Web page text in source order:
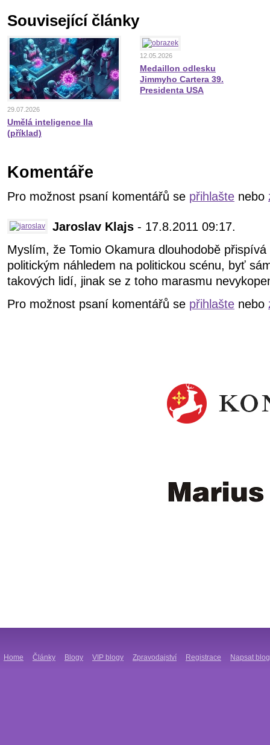
Související články
29.07.2026
Umělá inteligence IIa
(příklad)
12.05.2026
Medaillon odlesku
Jimmyho Cartera 39.
Presidenta USA
Komentáře
Pro možnost psaní komentářů se přihlašte nebo
Jaroslav Klajs - 17.8.2011 09:17.
Myslím, že Tomio Okamura dlouhodobě
politickým náhledem na politickou scénu, byť
takových lidí, jinak se z toho marasmu
Pro možnost psaní komentářů se přihlašte nebo
Home Články Blogy VIP blogy Zpravodajství Registrace Napsat blog